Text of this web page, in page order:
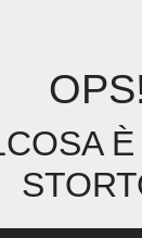
OPS!